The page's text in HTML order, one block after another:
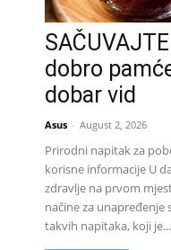
dobro
dobar vid
Asus - August 2, 2026
Prirodni napitak za
korisne informacije U
zdravlje na prvom
načine za unapređenje
takvih napitaka, koji je...